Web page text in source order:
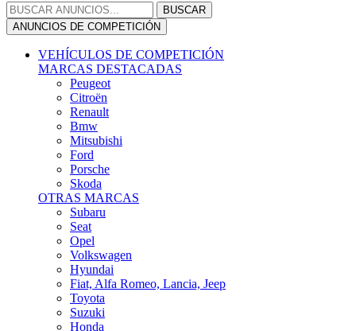
Seat
Opel
Volkswagen
Hyundai
Fiat, Alfa Romeo, Lancia, Jeep
Toyota
Suzuki
Honda
Mini
Dacia
Audi
Otras Marcas
ANUNCIOS DE COMPRA
Compra De Coches
ALQUILER VEHÍCULOS
ALQUILER VEHÍCULOS
Ofertas
Búsquedas
PERSONAL
COPILOTOS
Copilotos Disponibles
Busqueda De Copilotos
MECANICOS